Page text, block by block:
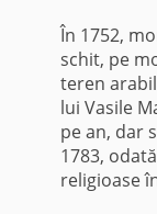
În 1752,
schit, pe
teren
lui Vasile
pe an, dar
1783,
religioase